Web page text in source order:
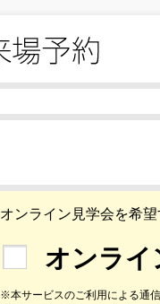
オンライン見学会を希
オンライ
※本サービスのご利用による通